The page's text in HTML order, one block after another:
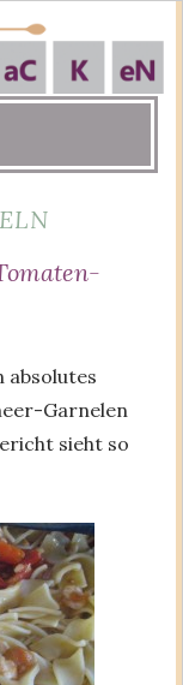
absolutes
Garnelen
sieht so